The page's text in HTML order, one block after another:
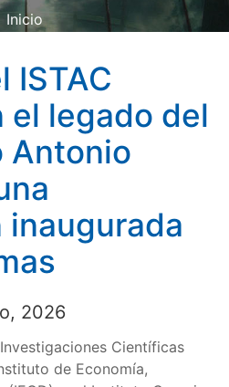
Inicio
en una exposición
en Las Palmas
ISTAC
el legado del
Antonio
2026
Científicas
de Economía,